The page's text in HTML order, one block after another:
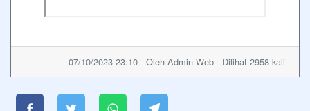
07/10/2023 23:10 - Oleh Admin Web - Dilihat 2958 kali